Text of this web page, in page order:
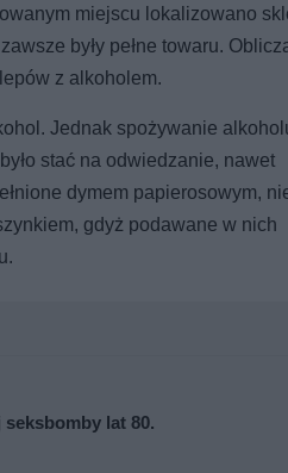
miejscu lokalizowano
były pełne towaru.
z alkoholem.
Jednak spożywanie
stać na odwiedzanie, nawet
dymem papierosowym,
gdyż podawane w nich
lat 80.